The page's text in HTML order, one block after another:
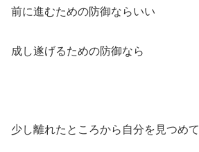
前に進むための防御ならいい
成し遂げるための防御なら
少し離れたところから自分を見つめて